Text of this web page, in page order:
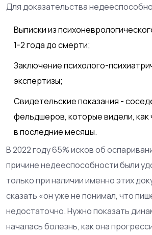
Для доказательства
Выписки из
1-2 года до смерти;
Заключение психолого-
экспертизы;
Свидетельские показания -
фельдшеров, которые видели, как
в последние месяцы.
В 2022 году 65% исков об
причине недееспособности были
только при наличии именно этих
сказать «он уже не понимал, что
недостаточно. Нужно показать
началась болезнь, как она